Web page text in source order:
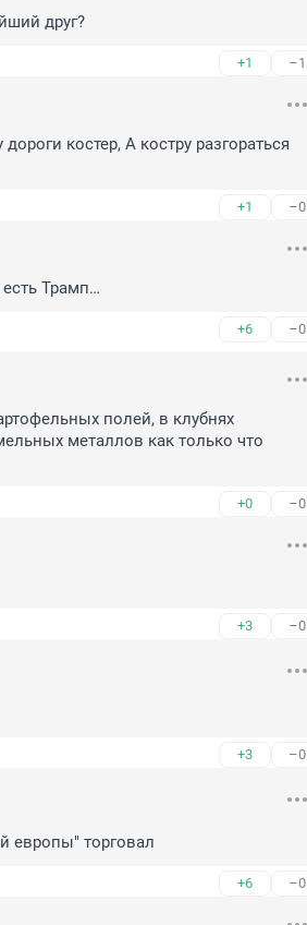
друг?
+1 –1
костер, А костру разгораться
+1 –0
Трамп…
+6 –0
полей, в клубнях
металлов как только что
+0 –0
+3 –0
+3 –0
европы" торговал
+6 –0